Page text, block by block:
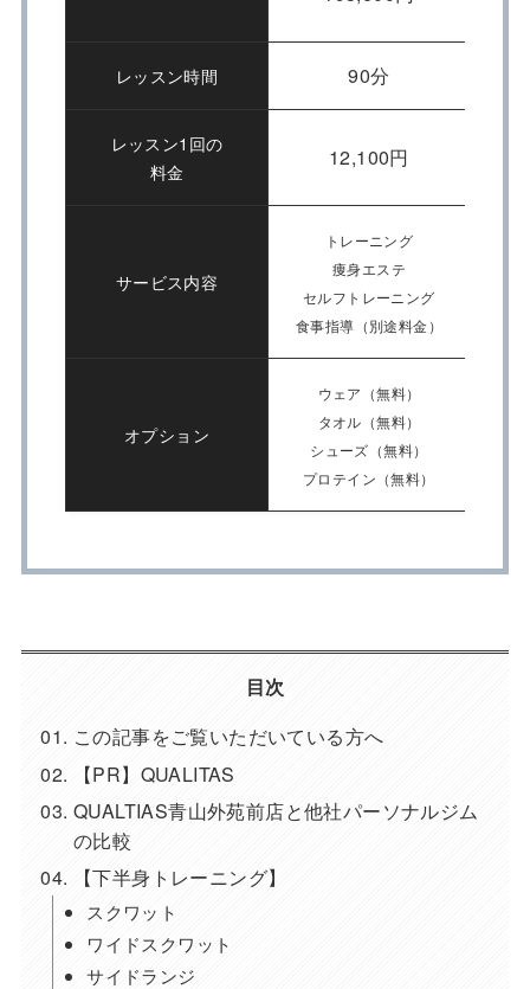
レッスン時間 90分
レッスン1回の
料金
12,100円
サービス内容
トレーニング
痩身エステ
セルフトレーニング
食事指導（別途料金）
オプション
ウェア（無料）
タオル（無料）
シューズ（無料）
プロテイン（無料）
目次
この記事をご覧いただいている方へ
【PR】QUALITAS
QUALTIAS青山外苑前店と他社パーソナルジム
の比較
【下半身トレーニング】
スクワット
ワイドスクワット
サイドランジ